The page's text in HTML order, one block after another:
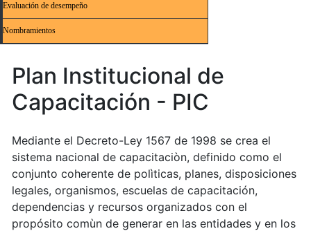
Evaluación de desempeño
Nombramientos
Plan Institucional de
Capacitación - PIC
Mediante el Decreto-Ley 1567 de 1998 se crea el
sistema nacional de capacitaciòn, definido como el
conjunto coherente de polìticas, planes, disposiciones
legales, organismos, escuelas de capacitación,
dependencias y recursos organizados con el
propósito comùn de generar en las entidades y en los